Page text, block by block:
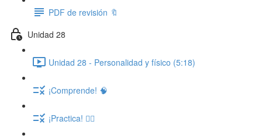
PDF de revisión 🔖
Unidad 28
Unidad 28 - Personalidad y físico (5:18)
¡Comprende! 🧠
¡Practica! ✍🏽